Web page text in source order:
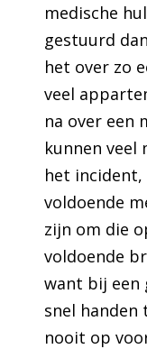
medische
gestuurd
het over zo
veel
na over een
kunnen veel
het
voldoende
zijn om die
voldoende
want bij een
snel handen
nooit op